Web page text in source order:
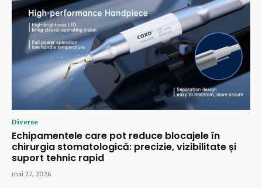
Diverse
Echipamentele care pot reduce blocajele în
chirurgia stomatologică: precizie, vizibilitate și
suport tehnic rapid
mai 27, 2026